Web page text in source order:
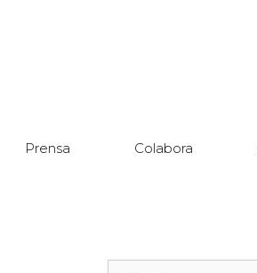
Prensa Colabora